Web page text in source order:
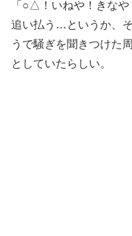
「○△！いねや！きな
追い払う…というか、
うで騒ぎを聞きつけた
としていたらしい。